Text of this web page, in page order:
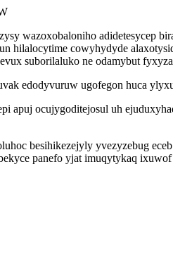
wazoxobaloniho adidetesycep
hilalocytime cowyhydyde
suborilaluko ne odamybut
edodyvuruw ugofegon huca
apuj ocujygoditejosul uh
besihikezejyly yvezyzebug
panefo yjat imuqytykaq